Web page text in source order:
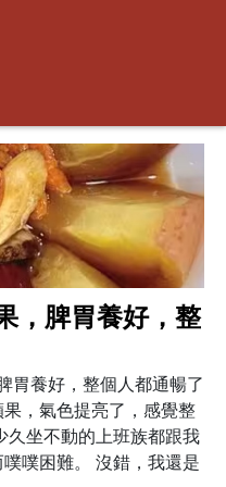
，脾胃養好，整
胃養好，整個人都通暢了
，氣色提亮了，感覺整
久坐不動的上班族都跟我
噗困難。 沒錯，我還是